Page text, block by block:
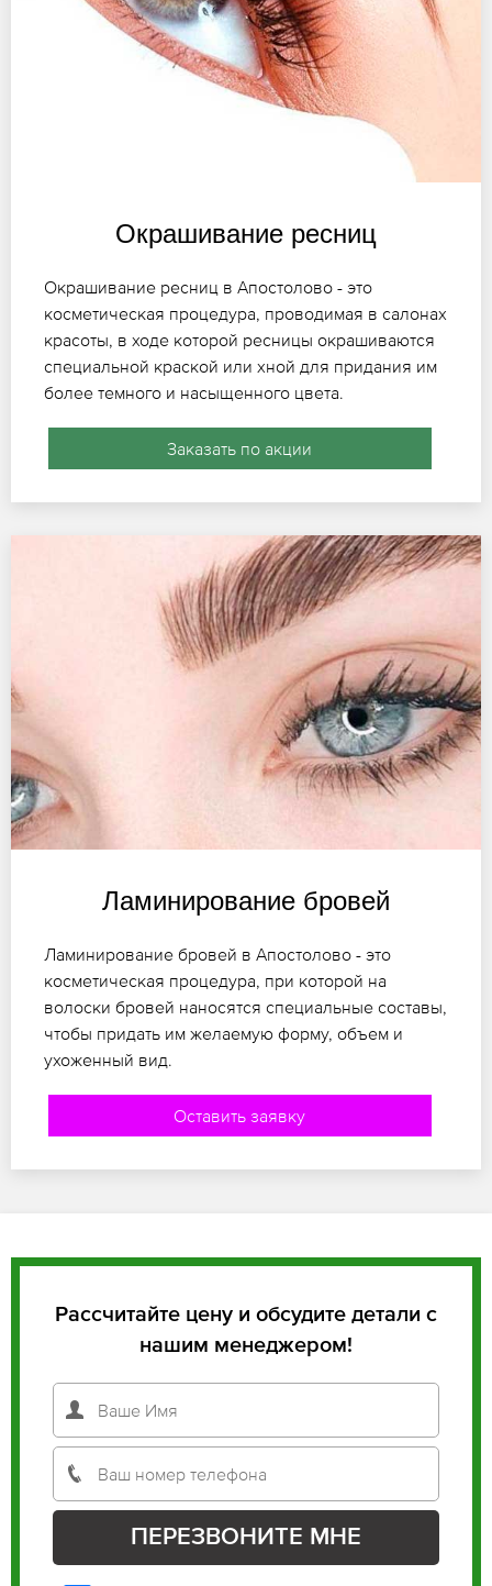
Окрашивание ресниц
Окрашивание ресниц в Апостолово - это
косметическая процедура, проводимая в салонах
красоты, в ходе которой ресницы окрашиваются
специальной краской или хной для придания им
более темного и насыщенного цвета.
Заказать по акции
Ламинирование бровей
Ламинирование бровей в Апостолово - это
косметическая процедура, при которой на
волоски бровей наносятся специальные составы,
чтобы придать им желаемую форму, объем и
ухоженный вид.
Оставить заявку
Рассчитайте цену и обсудите детали с
нашим менеджером!